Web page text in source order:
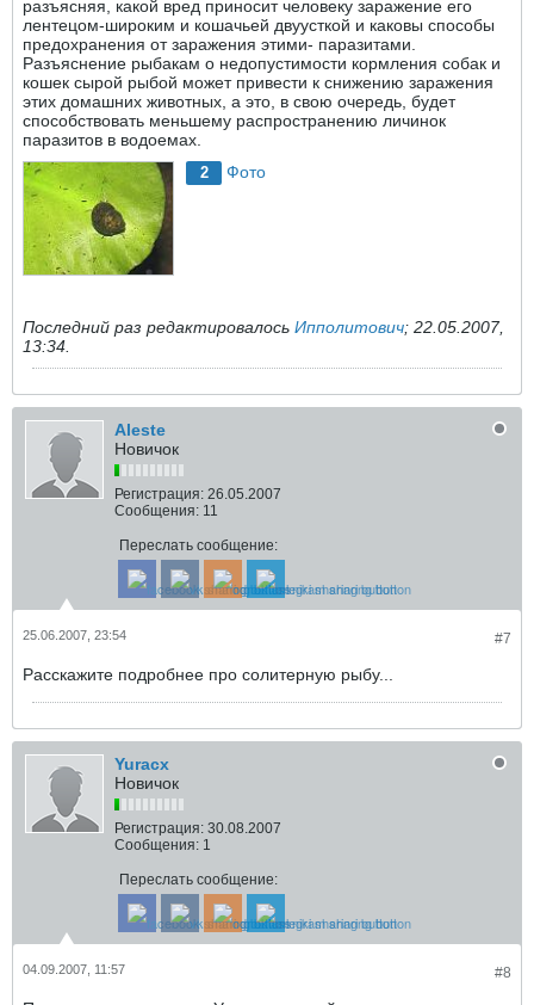
разъясняя, какой вред приносит человеку заражение его
лентецом-широким и кошачьей двуусткой и каковы способы
предохранения от заражения этими- паразитами.
Разъяснение рыбакам о недопустимости кормления собак и
кошек сырой рыбой может привести к снижению заражения
этих домашних животных, а это, в свою очередь, будет
способствовать меньшему распространению личинок
паразитов в водоемах.
2 Фото
Последний раз редактировалось Ипполитович; 22.05.2007,
13:34
Aleste
Новичок
Регистрация: 26.05.2007
Сообщения: 11
Переслать сообщение:
#7
25.06.2007, 23:54
Расскажите подробнее про солитерную рыбу...
Yuracx
Новичок
Регистрация: 30.08.2007
Сообщения: 1
Переслать сообщение:
#8
04.09.2007, 11:57